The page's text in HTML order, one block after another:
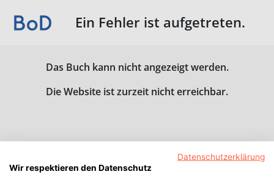
Ein Fehler ist aufgetreten.
Das Buch kann nicht angezeigt werden.
Die Website ist zurzeit nicht erreichbar.
Datenschutzerklärung
Wir respektieren den Datenschutz